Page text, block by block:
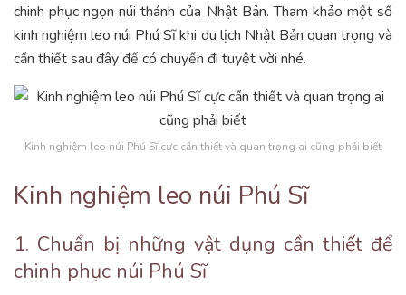
chinh phục ngọn núi thánh của Nhật Bản. Tham khảo một số
kinh nghiệm leo núi Phú Sĩ khi du lịch Nhật Bản quan trọng và
cần thiết sau đây để có chuyến đi tuyệt vời nhé.
Kinh nghiệm leo núi Phú Sĩ cực cần thiết và quan trọng ai cũng phải biết
Kinh nghiệm leo núi Phú Sĩ
1. Chuẩn bị những vật dụng cần thiết để
chinh phục núi Phú Sĩ